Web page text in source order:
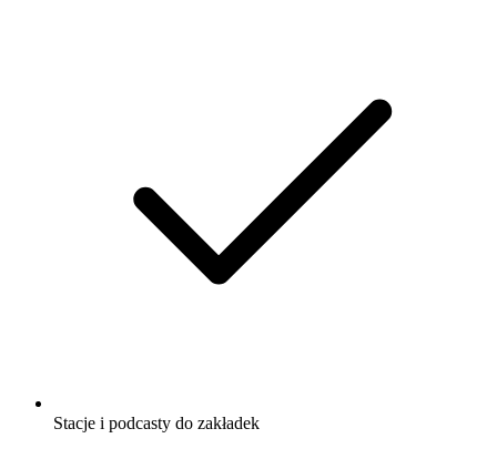
Stacje i podcasty do zakładek